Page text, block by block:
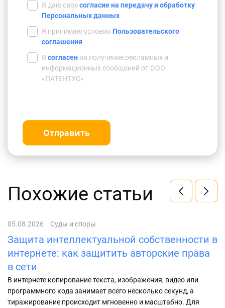
Я даю своесогласие на передачу и обработку
Персональных данных
Я принимаю условия Пользовательского
соглашения
Я согласен на получение рекламных и
информационных сообщений от ООО
«ПАТЕНТУС»
Отправить
Похожие статьи
05.08.2026 Суды и споры
Защита интеллектуальной собственности в
интернете: как защитить авторские права
в сети
В интернете копирование текста, изображения, видео или
программного кода занимает всего несколько секунд, а
тиражирование происходит мгновенно и масштабно. Для